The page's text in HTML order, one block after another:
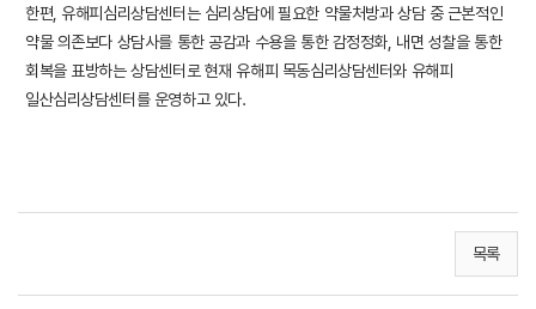
한편, 유해피심리상담센터는 심리상담에 필요한 약물처방과 상담 중 근본적인
약물 의존보다 상담사를 통한 공감과 수용을 통한 감정정화, 내면 성찰을 통한
회복을 표방하는 상담센터로 현재 유해피 목동심리상담센터와 유해피
일산심리상담센터를 운영하고 있다.
목록